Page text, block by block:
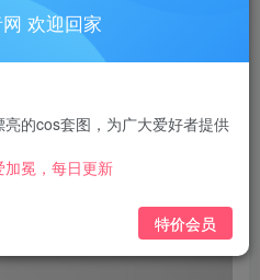
看
3
钻石会员 免费
购买
欢迎回家
的cos套图，为广大爱好者提供
冕，每日更新
特价会员